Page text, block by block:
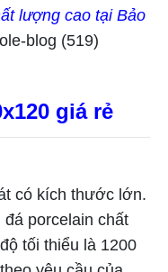
lượng cao tại Bảo
giá rẻ
có kích thước lớn.
porcelain chất
tối thiểu là 1200